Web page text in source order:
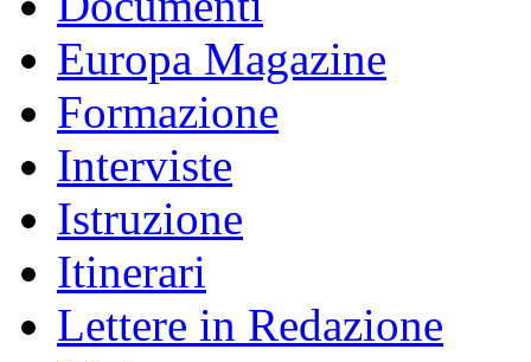
Europa Magazine
Formazione
Interviste
Istruzione
Itinerari
Lettere in Redazione